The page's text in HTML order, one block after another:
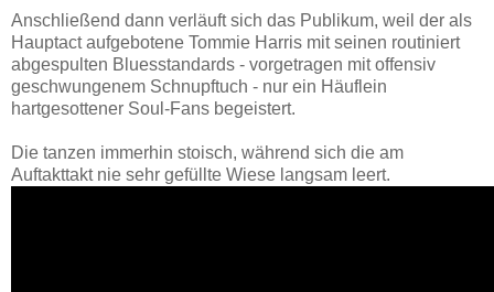
Anschließend dann verläuft sich das Publikum, weil der als
Hauptact aufgebotene Tommie Harris mit seinen routiniert
abgespulten Bluesstandards - vorgetragen mit offensiv
geschwungenem Schnupftuch - nur ein Häuflein
hartgesottener Soul-Fans begeistert.
Die tanzen immerhin stoisch, während sich die am
Auftakttakt nie sehr gefüllte Wiese langsam leert.